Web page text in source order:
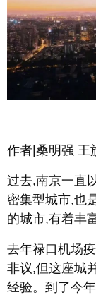
作者|桑明强 王
过去,南京一直
密集型城市,也
的城市,有着丰
去年禄口机场
非议,但这座城
经验。到了今